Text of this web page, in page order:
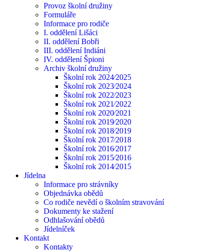
Provoz školní družiny
Formuláře
Informace pro rodiče
I. oddělení Lišáci
II. oddělení Bobři
III. oddělení Indiáni
IV. oddělení Špioni
Archiv školní družiny
Školní rok 2024⁄2025
Školní rok 2023⁄2024
Školní rok 2022⁄2023
Školní rok 2021⁄2022
Školní rok 2020⁄2021
Školní rok 2019⁄2020
Školní rok 2018⁄2019
Školní rok 2017⁄2018
Školní rok 2016⁄2017
Školní rok 2015⁄2016
Školní rok 2014⁄2015
Jídelna
Informace pro strávníky
Objednávka obědů
Co rodiče nevědí o školním stravování
Dokumenty ke stažení
Odhlašování obědů
Jídelníček
Kontakt
Kontakty